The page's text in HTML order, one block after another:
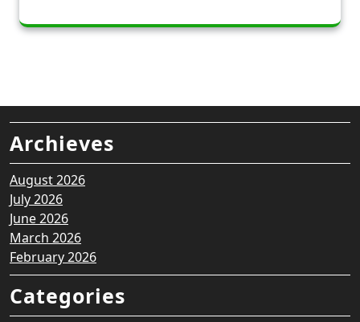
Archieves
August 2026
July 2026
June 2026
March 2026
February 2026
Categories